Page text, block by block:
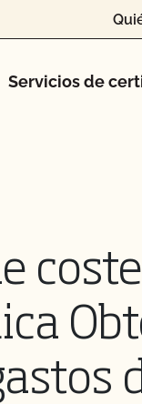
Servicios de